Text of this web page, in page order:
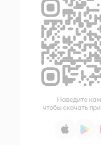
Наведите
чтобы скачать
App Store